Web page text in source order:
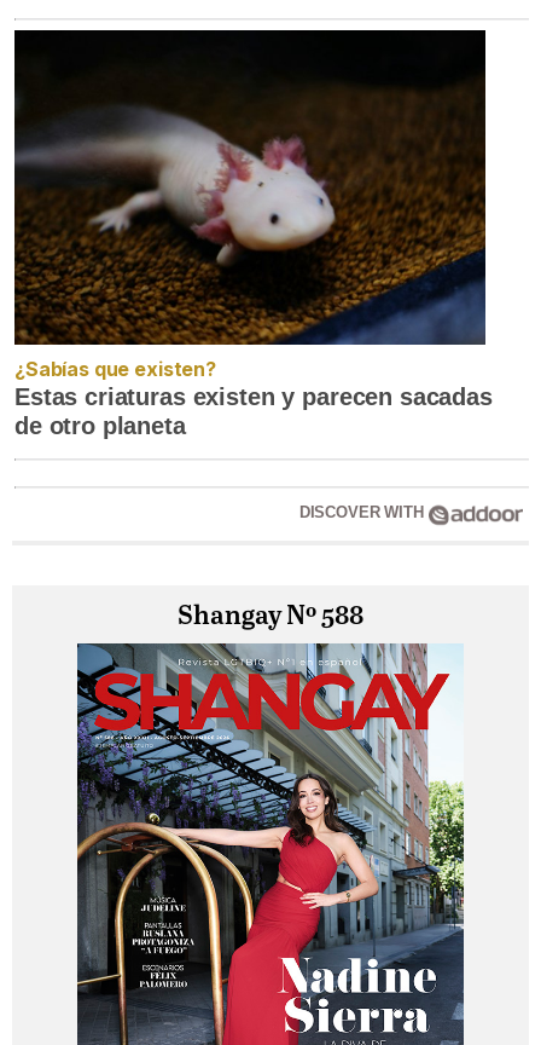
¿Sabías que existen?
Estas criaturas existen y parecen sacadas
de otro planeta
DISCOVER WITH
Shangay Nº 588